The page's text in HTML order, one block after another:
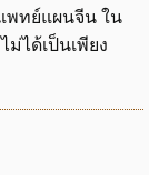
พทย์แผนจีน ใน
ได้เป็นเพียง